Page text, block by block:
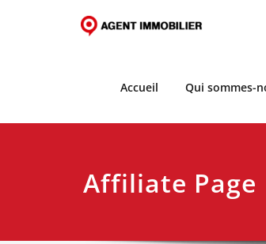
Accueil Qui sommes-
Affiliate Page